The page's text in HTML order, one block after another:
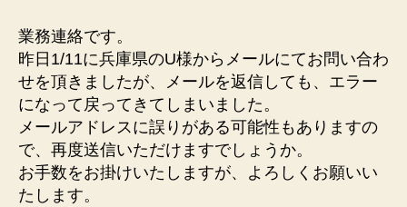
U
様
へ
の
業務連絡です。
昨日1/11に兵庫県のU様からメールにてお問い合わ
せを頂きましたが、メールを返信しても、エラー
になって戻ってきてしまいました。
メールアドレスに誤りがある可能性もありますの
で、再度送信いただけますでしょうか。
お手数をお掛けいたしますが、よろしくお願いい
たします。